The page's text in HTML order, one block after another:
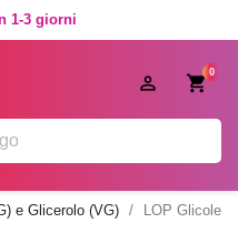
1-3 giorni
0

e Glicerolo (VG)
LOP Glicole